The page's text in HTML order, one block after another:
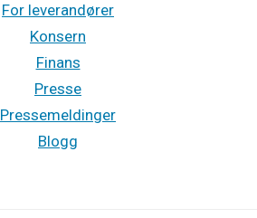
For leverandører
Konsern
Finans
Presse
Pressemeldinger
Blogg